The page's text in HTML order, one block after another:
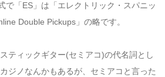
で「ES」は「エレクトリック・スパニッ
Double Pickups」の略です。
ティックギター(セミアコ)の代名詞とし
ジノなんかもあるが、セミアコと言った